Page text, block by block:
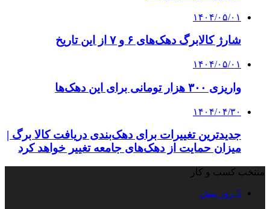
۱۴۰۴/۰۵/۰۱
شارژ کالابرگ دهک‌های ۶ و ۷ از این تاریخ
۱۴۰۴/۰۵/۰۱
واریزی ۳۰۰ هزار تومانی برای این دهک‌ها
۱۴۰۴/۰۴/۳۰
جدیدترین تغییرات برای دهک‌بندی دریافت کالا برگ |
میزان حمایت از دهک‌های جامعه تغییر خواهد کرد
منتخب کسب و کار
5 روز پیش